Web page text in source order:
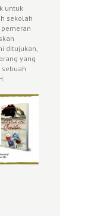
untuk
sekolah
ditujukan,
yang